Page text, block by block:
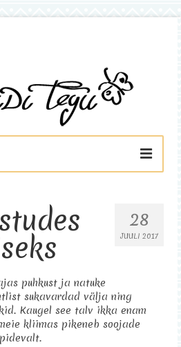
28
JUULI 2017
puhkust ja natuke
sukavardad välja ning
Kaugel see talv ikka enam
kliimas pikeneb soojade